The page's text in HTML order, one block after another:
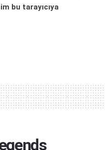
bu tarayıcıya